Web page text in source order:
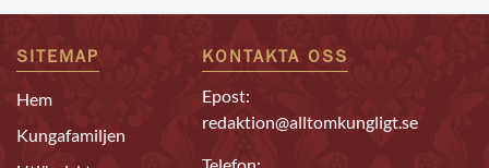
SITEMAP
Hem
Kungafamiljen
KONTAKTA OSS
Epost:
redaktion@alltomkungligt.se